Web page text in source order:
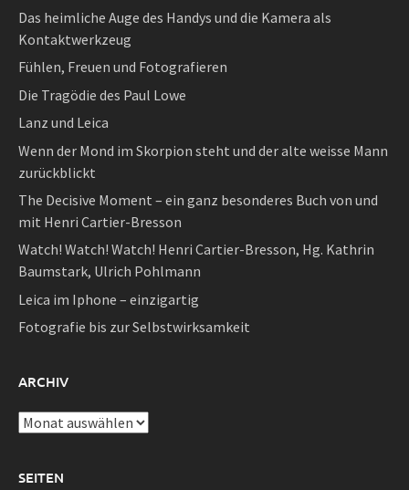
Das heimliche Auge des Handys und die Kamera als
Kontaktwerkzeug
Fühlen, Freuen und Fotografieren
Die Tragödie des Paul Lowe
Lanz und Leica
Wenn der Mond im Skorpion steht und der alte weisse Mann
zurückblickt
The Decisive Moment – ein ganz besonderes Buch von und
mit Henri Cartier-Bresson
Watch! Watch! Watch! Henri Cartier-Bresson, Hg. Kathrin
Baumstark, Ulrich Pohlmann
Leica im Iphone – einzigartig
Fotografie bis zur Selbstwirksamkeit
ARCHIV
Archiv
SEITEN